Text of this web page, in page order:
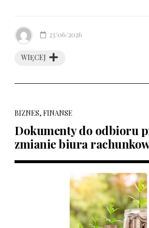
WIĘCEJ
23/06/2026
BIZNES, FINANSE
Dokumenty do odbioru
zmianie biura